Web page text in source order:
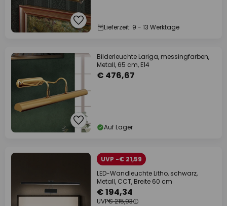
Lieferzeit: 9 - 13 Werktage
Bilderleuchte Lariga, messingfarben,
Metall, 65 cm, E14
€ 476,67
Auf Lager
UVP -€ 21,59
LED-Wandleuchte Litho, schwarz,
Metall, CCT, Breite 60 cm
€ 194,34
UVP€ 215,93